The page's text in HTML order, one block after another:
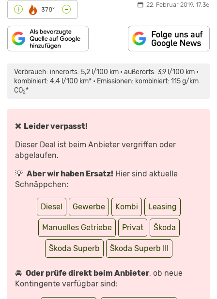
+ 378° - 22. Februar 2019, 17:36
Verbrauch: innerorts: 5,2 l/100 km • außerorts: 3,9 l/100 km •
kombiniert: 4,4 l/100 km* • Emissionen: kombiniert: 115 g/km
CO2*
❌ Leider verpasst!
Dieser Deal ist beim Anbieter vergriffen oder
abgelaufen.
💡 Aber wir haben Ersatz! Hier sind aktuelle
Schnäppchen:
Diesel Gewerbe Kombi Leasing
Manuelles Getriebe Privat Škoda
Škoda Superb Škoda Superb III
🚘 Oder prüfe direkt beim Anbieter, ob neue
Kontingente verfügbar sind:
COMBI
2.0
TDI:
DER
PASSAT-
DIE
AUTO
SPORT“
VON
YOUTUBE
ANZEIGEN